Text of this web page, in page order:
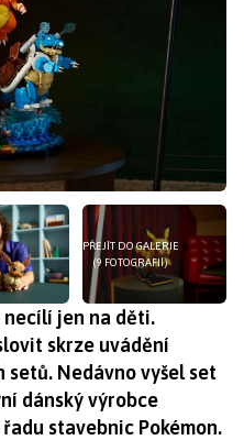
PŘEJÍT DO GALERIE
(9 FOTOGRAFIÍ)
necílí jen na děti.
skrze uvádění
setů. Nedávno vyšel set
dánský výrobce
stavebnic Pokémon.